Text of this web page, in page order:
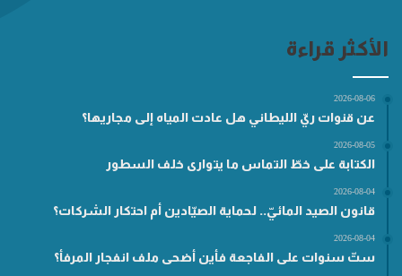
الأكثر قراءة
2026-08-06
عن قنوات ريّ الليطاني هل عادت المياه إلى مجاريها؟
2026-08-05
الكتابة على خطّ التماس ما يتوارى خلف السطور
2026-08-04
قانون الصيد المائيّ.. لحماية الصيّادين أم احتكار الشركات؟
2026-08-04
ستّ سنوات على الفاجعة فأين أضحى ملف انفجار المرفأ؟